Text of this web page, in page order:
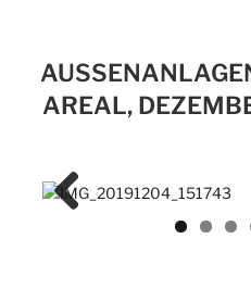
REAL,